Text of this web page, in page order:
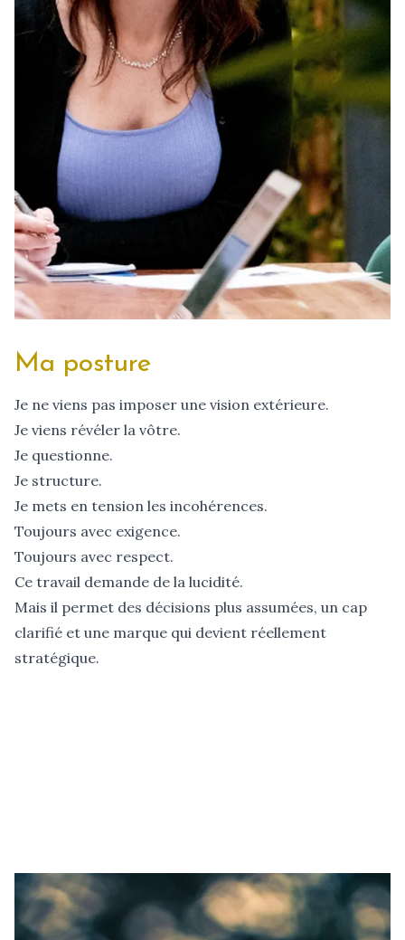
Ma posture
Je ne viens pas imposer une vision extérieure.
Je viens révéler la vôtre.
Je questionne.
Je structure.
Je mets en tension les incohérences.
Toujours avec exigence.
Toujours avec respect.
Ce travail demande de la lucidité.
Mais il permet des décisions plus assumées, un cap
clarifié et une marque qui devient réellement
stratégique.